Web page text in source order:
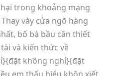
trong khoảng mạng
vày cửa ngõ hàng
bố bà bầu cần thiết
và kiến thức về
không nghỉ}{đặt